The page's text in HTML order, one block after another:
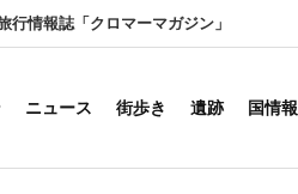
情報誌「クロマーマガジン」
ニュース 街歩き 遺跡 国情報